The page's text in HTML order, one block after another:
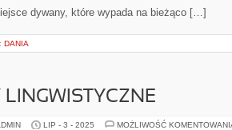
dywany, które wypada na bieżąco […]
DANIA
LIP - 3 - 2025 MOŻLIWOŚĆ